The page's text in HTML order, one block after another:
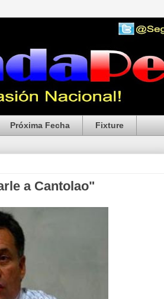
Próxima Fecha Fixture
a Cantolao"